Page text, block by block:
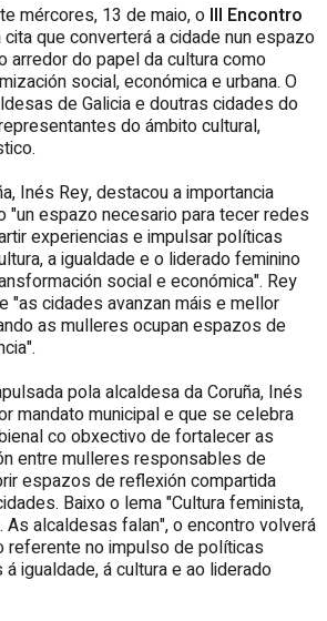
mércores, 13 de maio, o III Encontro
cita que converterá a cidade nun espazo
arredor do papel da cultura como
social, económica e urbana. O
de Galicia e doutras cidades do
do ámbito cultural,
Inés Rey, destacou a importancia
"un espazo necesario para tecer redes
experiencias e impulsar políticas
a igualdade e o liderado feminino
social e económica". Rey
"as cidades avanzan máis e mellor
as mulleres ocupan espazos de
pola alcaldesa da Coruña, Inés
mandato municipal e que se celebra
co obxectivo de fortalecer as
entre mulleres responsables de
espazos de reflexión compartida
Baixo o lema "Cultura feminista,
As alcaldesas falan", o encontro volverá
referente no impulso de políticas
igualdade, á cultura e ao liderado